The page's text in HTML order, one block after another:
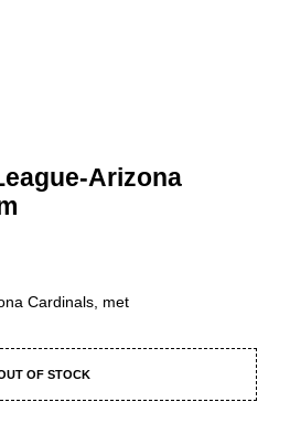
Arizona
Cardinals, met
OF STOCK